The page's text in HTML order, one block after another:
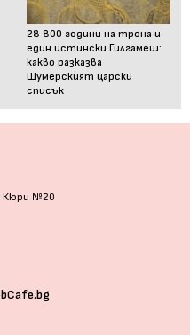
28 800 години на трона и
един истински Гилгамеш:
какво разказва
Шумерският царски
списък
Кюри №20